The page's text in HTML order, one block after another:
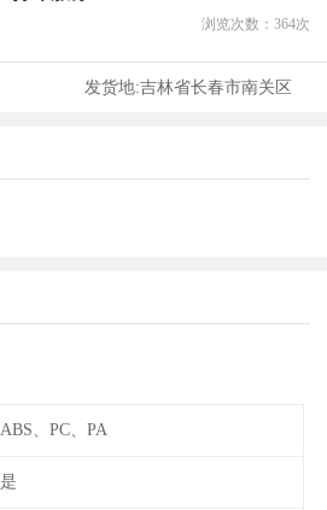
浏览次数： 364次
发货地:吉林省长春市南关区
ABS、PC、PA
是